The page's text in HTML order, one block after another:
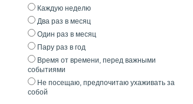
Каждую неделю
Два раз в месяц
Один раз в месяц
Пару раз в год
Время от времени, перед важными
событиями
Не посещаю, предпочитаю ухаживать за
собой